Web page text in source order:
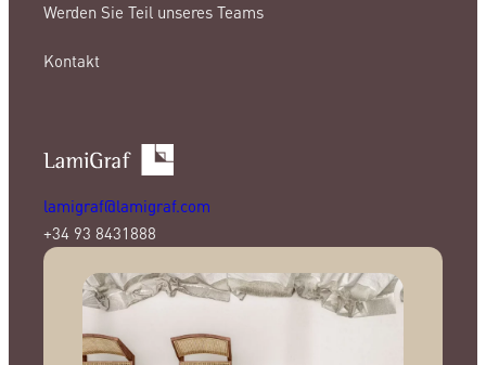
Werden Sie Teil unseres Teams
Kontakt
lamigraf@lamigraf.com
+34 93 8431888